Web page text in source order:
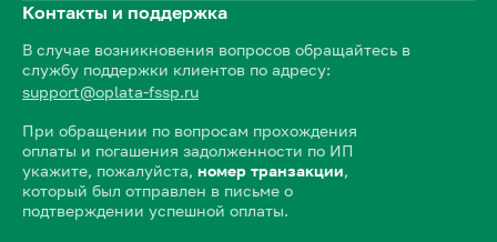
Контакты и поддержка
В случае возникновения вопросов обращайтесь в
службу поддержки клиентов по адресу:
support@oplata-fssp.ru
При обращении по вопросам прохождения
оплаты и погашения задолженности по ИП
укажите, пожалуйста, номер транзакции,
который был отправлен в письме о
подтверждении успешной оплаты.